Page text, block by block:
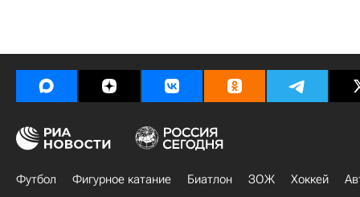
Футбол Фигурное катание Биатлон ЗОЖ Хоккей